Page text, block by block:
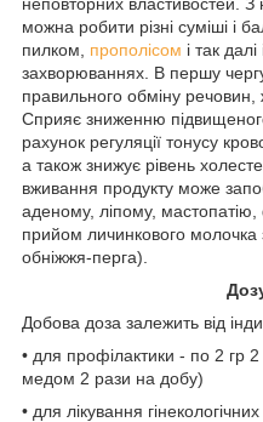
можна робити різні суміші і
пилком, прополісом і так
захворюваннях. В першу
правильного обміну речовин,
Сприяє зниженню
рахунок регуляції тонусу
а також знижує рівень
вживання продукту може
аденому, ліпому,
прийом личинкового
обніжжя-перга).
Добова доза залежить від
• для профілактики - по 2 гр
медом 2 рази на добу)
• для лікування